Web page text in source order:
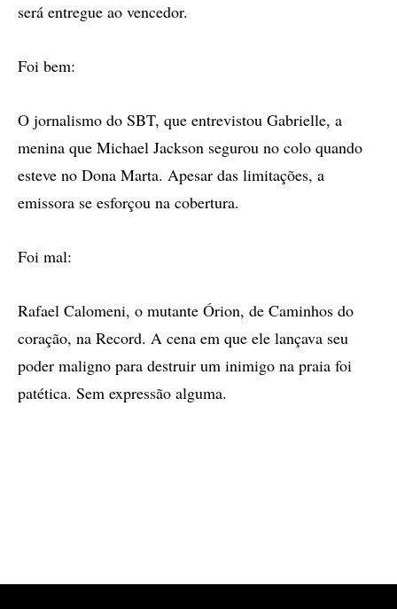
será entregue ao vencedor.
Foi bem:
O jornalismo do SBT, que entrevistou Gabrielle, a
menina que Michael Jackson segurou no colo quando
esteve no Dona Marta. Apesar das limitações, a
emissora se esforçou na cobertura.
Foi mal:
Rafael Calomeni, o mutante Órion, de Caminhos do
coração, na Record. A cena em que ele lançava seu
poder maligno para destruir um inimigo na praia foi
patética. Sem expressão alguma.